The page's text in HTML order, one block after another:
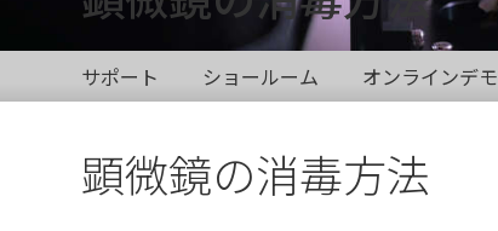
サポート ショールーム オンラインデモ
顕微鏡の消毒方法